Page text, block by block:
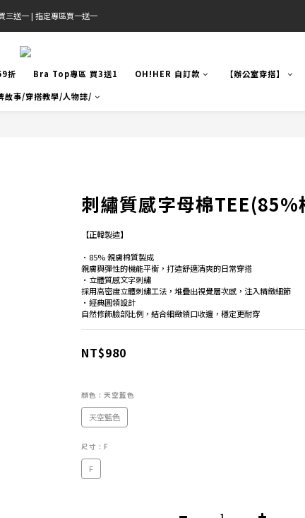
千免運(僅限台灣本島)
三送一 | 指定專區買一送一
滿千免運(僅限台灣本島)
折 Bra Top專區 買3送1 OH!HER 自訂款 【辦公室穿搭】
故事/穿搭教學/人物誌/
刺繡質感字母棉TEE(85%
【正韓製造】
•85% 親膚棉質製成
親膚與彈性的機能平衡，打造舒適清爽的日常穿搭
•立體質感文字刺繡
採用高密度立體刺繡工法，堆疊出視覺層次感，注入精緻細節
•經典圓領設計
自然修飾臉部比例，結合細緻領口收邊，穩定更耐穿
NT$980
顏色 : 天空藍色
天空藍色
尺寸 : F
F